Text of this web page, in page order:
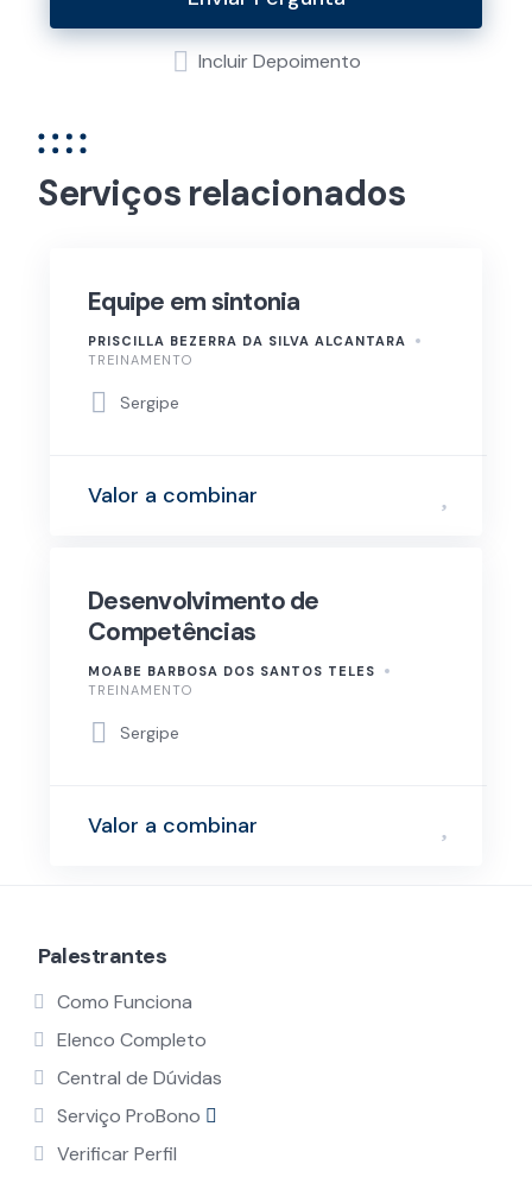
Incluir Depoimento
Serviços relacionados
Equipe em sintonia
PRISCILLA BEZERRA DA SILVA ALCANTARA
TREINAMENTO
Sergipe
Valor a combinar
Desenvolvimento de
Competências
MOABE BARBOSA DOS SANTOS TELES
TREINAMENTO
Sergipe
Valor a combinar
Palestrantes
Como Funciona
Elenco Completo
Central de Dúvidas
Serviço ProBono
Verificar Perfil